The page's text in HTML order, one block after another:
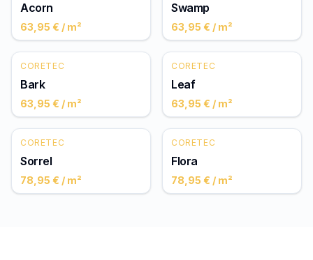
Acorn
63,95 € / m²
Swamp
63,95 € / m²
CORETEC
Bark
63,95 € / m²
CORETEC
Leaf
63,95 € / m²
CORETEC
Sorrel
78,95 € / m²
CORETEC
Flora
78,95 € / m²